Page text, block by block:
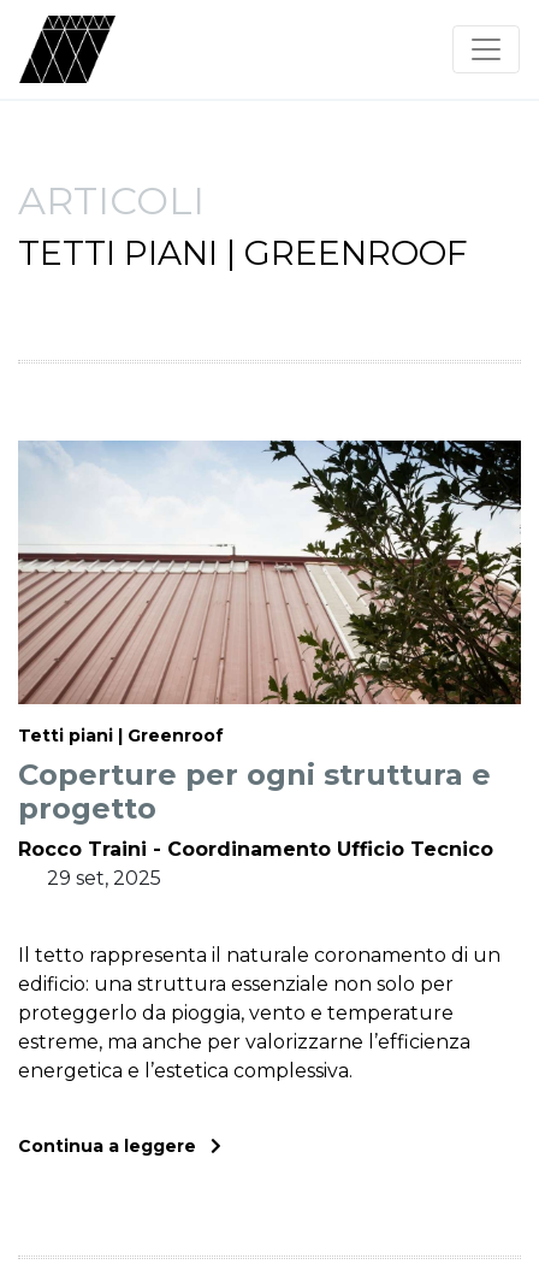
ARTICOLI
TETTI PIANI | GREENROOF
Tetti piani | Greenroof
Coperture per ogni struttura e
progetto
Rocco Traini - Coordinamento Ufficio Tecnico
29 set, 2025
Il tetto rappresenta il naturale coronamento di un
edificio: una struttura essenziale non solo per
proteggerlo da pioggia, vento e temperature
estreme, ma anche per valorizzarne l’efficienza
energetica e l’estetica complessiva.
Continua a leggere